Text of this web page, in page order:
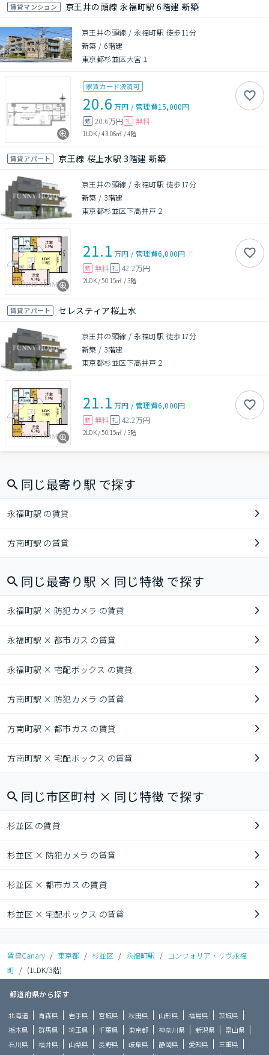
賃貸マンション 京王井の頭線 永福町駅 6階建 新築
京王井の頭線 / 永福町駅 徒歩11分
新築 / 6階建
東京都杉並区大宮１
家賃カード決済可
20.6 万円 /管理費15,000円
敷 20.6万円 礼 無料
1LDK/43.06㎡ /4階
賃貸アパート 京王線 桜上水駅 3階建 新築
京王井の頭線 / 永福町駅 徒歩17分
新築 / 3階建
東京都杉並区下高井戸２
21.1 万円 /管理費6,000円
敷 無料 礼 42.2万円
2LDK/50.15㎡ /3階
賃貸アパート セレスティア桜上水
京王井の頭線 / 永福町駅 徒歩17分
新築 / 3階建
東京都杉並区下高井戸２
21.1 万円 /管理費6,000円
敷 無料 礼 42.2万円
2LDK/50.15㎡ /3階
同じ最寄り駅 で探す
永福町駅 の賃貸
方南町駅 の賃貸
同じ最寄り駅 × 同じ特徴 で探す
永福町駅 × 防犯カメラ の賃貸
永福町駅 × 都市ガス の賃貸
永福町駅 × 宅配ボックス の賃貸
方南町駅 × 防犯カメラ の賃貸
方南町駅 × 都市ガス の賃貸
方南町駅 × 宅配ボックス の賃貸
同じ市区町村 × 同じ特徴 で探す
杉並区 の賃貸
杉並区 × 防犯カメラ の賃貸
杉並区 × 都市ガス の賃貸
杉並区 × 宅配ボックス の賃貸
賃貸Canary / 東京都 / 杉並区 / 永福町駅 / コンフォリア・リヴ永福
町 / (1LDK/3階)
都道府県から探す
北海道 青森県 岩手県 宮城県 秋田県 山形県 福島県
茨城県
栃木県
群馬県 埼玉県 千葉県 東京都 神奈川県 新潟県
富山県
石川県
福井県 山梨県 長野県 岐阜県 静岡県 愛知県
三重県